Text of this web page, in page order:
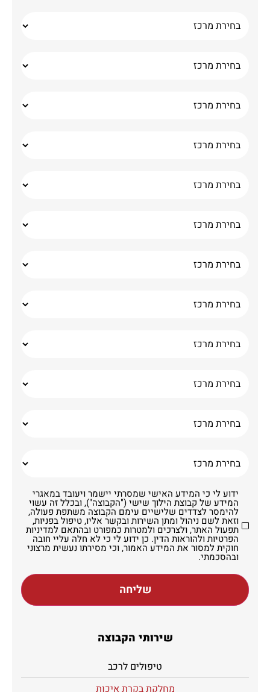
ידוע לי כי המידע האישי שמסרתי יישמר ויעובד במאגרי
המידע של קבוצת הילוך שישי ("הקבוצה"), ובכלל זה עשוי
להימסר לצדדים שלישיים עימם הקבוצה משתפת פעולה,
וזאת לשם ניהול ומתן השירות ובקשר אליו, טיפול בפניות,
תפעול האתר, ולצרכים ולמטרות כמפורט ובהתאם למדיניות
הפרטיות ולהוראות הדין. כן ידוע לי כי לא חלה עליי חובה
חוקית למסור את המידע האמור, וכי מסירתו נעשית מרצוני
ובהסכמתי.
שליחה
שירותי הקבוצה
טיפולים לרכב
מחלקת בקרת איכות